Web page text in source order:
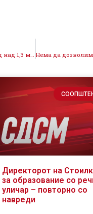
За три години „Курир “ остварил приходи од над 1,3 милиони евра
Директорот на
за образование со
уличар – повторно со
навреди